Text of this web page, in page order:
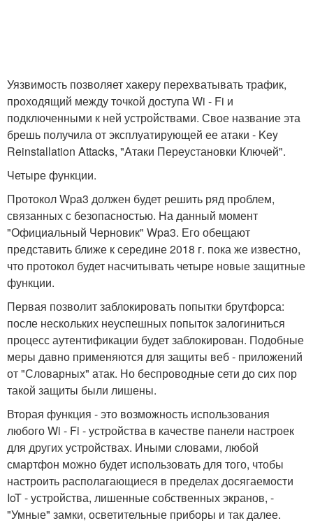
Уязвимость позволяет хакеру перехватывать трафик,
проходящий между точкой доступа Wi - Fi и
подключенными к ней устройствами. Свое название эта
брешь получила от эксплуатирующей ее атаки - Key
Reinstallation Attacks, "Атаки Переустановки Ключей".
Четыре функции.
Протокол Wpa3 должен будет решить ряд проблем,
связанных с безопасностью. На данный момент
"Официальный Черновик" Wpa3. Его обещают
представить ближе к середине 2018 г. пока же известно,
что протокол будет насчитывать четыре новые защитные
функции.
Первая позволит заблокировать попытки брутфорса:
после нескольких неуспешных попыток залогиниться
процесс аутентификации будет заблокирован. Подобные
меры давно применяются для защиты веб - приложений
от "Словарных" атак. Но беспроводные сети до сих пор
такой защиты были лишены.
Вторая функция - это возможность использования
любого Wi - Fi - устройства в качестве панели настроек
для других устройствах. Иными словами, любой
смартфон можно будет использовать для того, чтобы
настроить располагающиеся в пределах досягаемости
IoT - устройства, лишенные собственных экранов, -
"Умные" замки, осветительные приборы и так далее.